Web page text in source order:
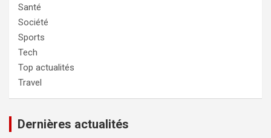
Santé
Société
Sports
Tech
Top actualités
Travel
Dernières actualités